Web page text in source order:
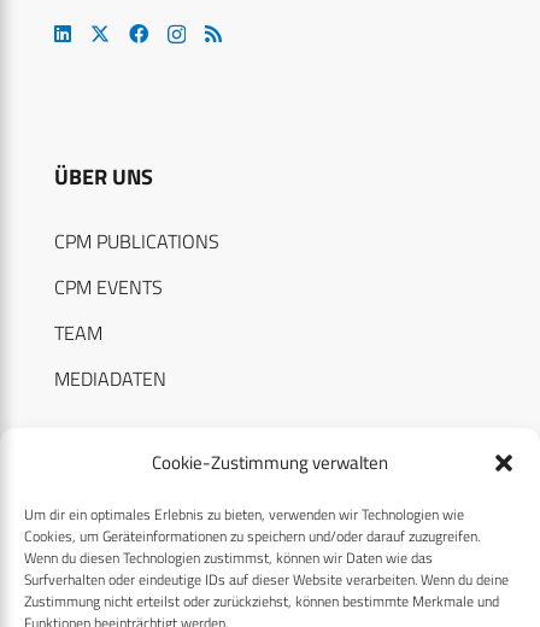
Cookie-Zustimmung verwalten
Um dir ein optimales Erlebnis zu bieten, verwenden wir Technologien wie
Cookies, um Geräteinformationen zu speichern und/oder darauf zuzugreifen.
Wenn du diesen Technologien zustimmst, können wir Daten wie das
Surfverhalten oder eindeutige IDs auf dieser Website verarbeiten. Wenn du deine
Zustimmung nicht erteilst oder zurückziehst, können bestimmte Merkmale und
ÜBER UNS
CPM PUBLICATIONS
CPM EVENTS
TEAM
MEDIADATEN
RECHTLICHES
Datenschutzerklärung